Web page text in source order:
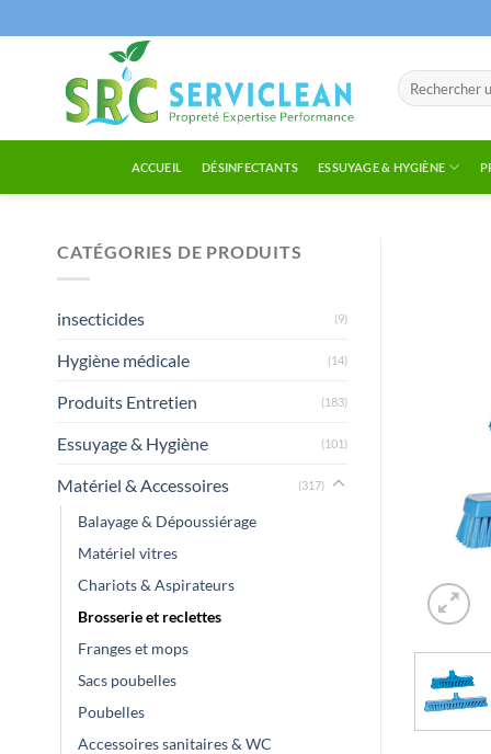
au
Recherche
pour :
ACCUEIL DÉSINFECTANTS ESSUYAGE & HYGIÈNE
CATÉGORIES DE PRODUITS
insecticides (9)
Hygiène médicale (14)
Produits Entretien (183)
Essuyage & Hygiène (101)
Matériel & Accessoires (317)
Balayage & Dépoussiérage
Matériel vitres
Chariots & Aspirateurs
Brosserie et reclettes
Franges et mops
Sacs poubelles
Poubelles
Accessoires sanitaires & WC